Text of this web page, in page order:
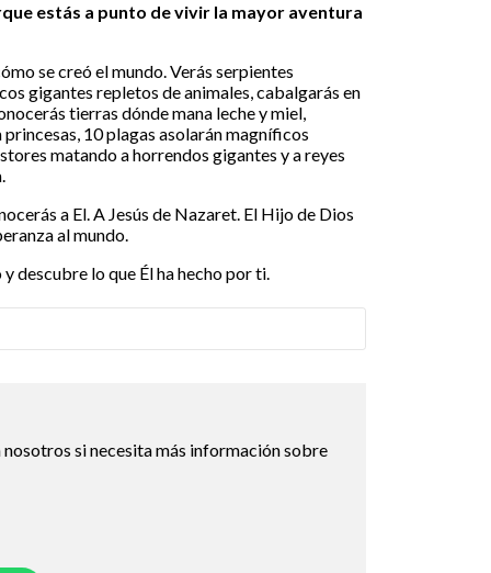
estás a punto de vivir la mayor aventura
se creó el mundo. Verás serpientes
gigantes repletos de animales, cabalgarás en
tierras dónde mana leche y miel,
10 plagas asolarán magníficos
matando a horrendos gigantes y a reyes
a El. A Jesús de Nazaret. El Hijo de Dios
al mundo.
descubre lo que Él ha hecho por ti.
si necesita más información sobre